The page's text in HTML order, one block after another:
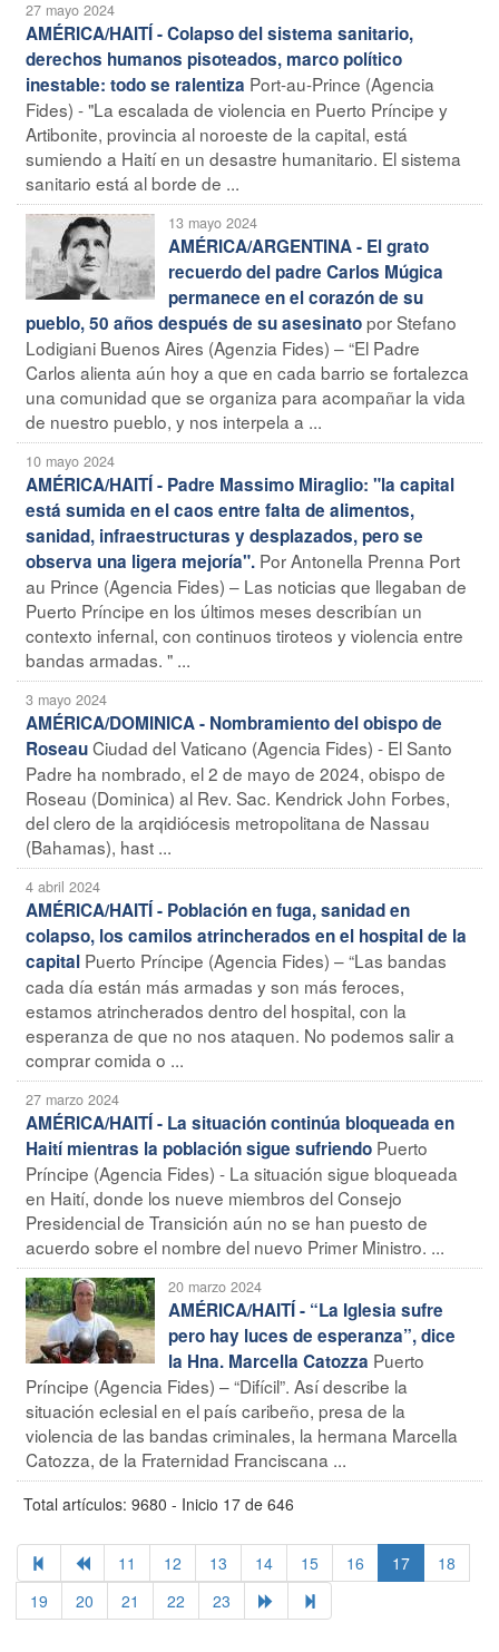
27 mayo 2024
AMÉRICA/HAITÍ - Colapso del sistema sanitario,
derechos humanos pisoteados, marco político
inestable: todo se ralentiza Port-au-Prince (Agencia
Fides) - "La escalada de violencia en Puerto Príncipe y
Artibonite, provincia al noroeste de la capital, está
sumiendo a Haití en un desastre humanitario. El sistema
sanitario está al borde de ...
13 mayo 2024
AMÉRICA/ARGENTINA - El grato
recuerdo del padre Carlos Múgica
permanece en el corazón de su
pueblo, 50 años después de su asesinatopor Stefano
Lodigiani Buenos Aires (Agenzia Fides) – “El Padre
Carlos alienta aún hoy a que en cada barrio se fortalezca
una comunidad que se organiza para acompañar la vida
de nuestro pueblo, y nos interpela a ...
10 mayo 2024
AMÉRICA/HAITÍ - Padre Massimo Miraglio: "la capital
está sumida en el caos entre falta de alimentos,
sanidad, infraestructuras y desplazados, pero se
observa una ligera mejoría". Por Antonella Prenna Port
au Prince (Agencia Fides) – Las noticias que llegaban de
Puerto Príncipe en los últimos meses describían un
contexto infernal, con continuos tiroteos y violencia entre
bandas armadas. " ...
3 mayo 2024
AMÉRICA/DOMINICA - Nombramiento del obispo de
RoseauCiudad del Vaticano (Agencia Fides) - El Santo
Padre ha nombrado, el 2 de mayo de 2024, obispo de
Roseau (Dominica) al Rev. Sac. Kendrick John Forbes,
del clero de la arqidiócesis metropolitana de Nassau
(Bahamas), hast ...
4 abril 2024
AMÉRICA/HAITÍ - Población en fuga, sanidad en
colapso, los camilos atrincherados en el hospital de la
capital Puerto Príncipe (Agencia Fides) – “Las bandas
cada día están más armadas y son más feroces,
estamos atrincherados dentro del hospital, con la
esperanza de que no nos ataquen. No podemos salir a
comprar comida o ...
27 marzo 2024
AMÉRICA/HAITÍ - La situación continúa bloqueada en
Haití mientras la población sigue sufriendo Puerto
Príncipe (Agencia Fides) - La situación sigue bloqueada
en Haití, donde los nueve miembros del Consejo
Presidencial de Transición aún no se han puesto de
acuerdo sobre el nombre del nuevo Primer Ministro. ...
20 marzo 2024
AMÉRICA/HAITÍ - “La Iglesia sufre
pero hay luces de esperanza”, dice
la Hna. Marcella Catozza Puerto
Príncipe (Agencia Fides) – “Difícil”. Así describe la
situación eclesial en el país caribeño, presa de la
violencia de las bandas criminales, la hermana Marcella
Catozza, de la Fraternidad Franciscana ...
Total artículos: 9680 - Inicio 17 de 646
11 12 13 14 15 16 17
18
19
20 21 22 23